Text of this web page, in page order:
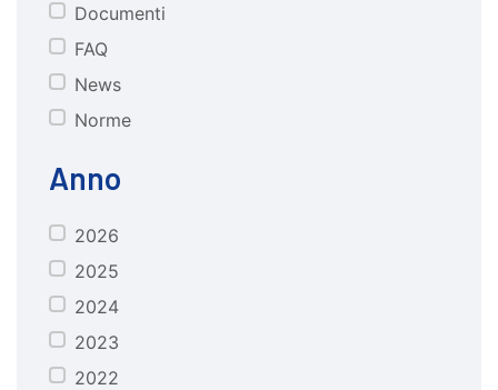
Documenti
FAQ
News
Norme
Anno
anno2026
2025
2024
2023
2022